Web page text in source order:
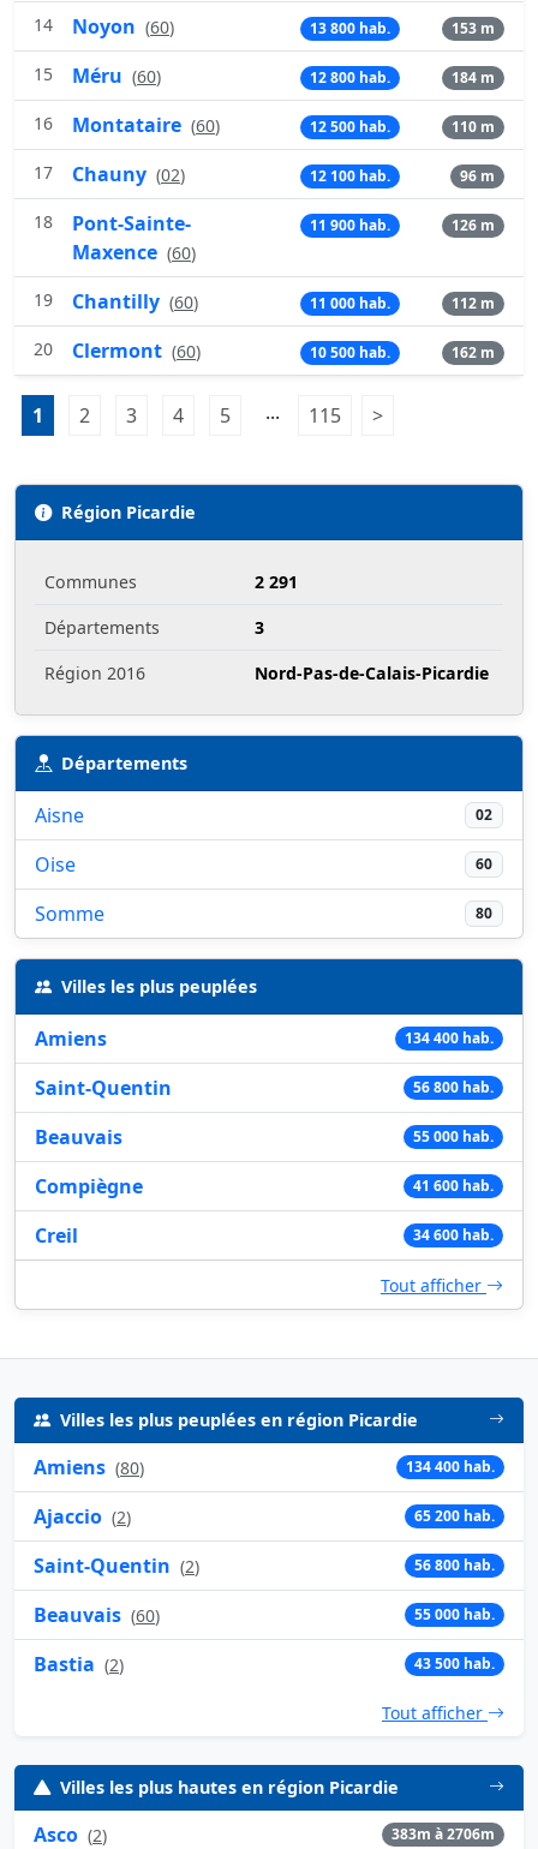
14 Noyon (60) 13 800 hab. 153 m
15 Méru (60) 12 800 hab. 184 m
16 Montataire (60) 12 500 hab. 110 m
17 Chauny (02) 12 100 hab. 96 m
18
Pont-Sainte-
Maxence (60)
11 900 hab. 126 m
19 Chantilly (60) 11 000 hab. 112 m
20 Clermont (60) 10 500 hab. 162 m
Pagination:
1 Page 1
2 Page 2
3 Page 3
4 Page 4
5 Page 5
... 115 Page 115
>
Région Picardie
Communes
2 291
Départements
3
Région 2016
Nord-Pas-de-Calais-Picardie
Départements
Aisne 02
Oise 60
Somme 80
Villes les plus peuplées
Amiens 134 400 hab.
Saint-Quentin 56 800 hab.
Beauvais 55 000 hab.
Compiègne 41 600 hab.
Creil 34 600 hab.
Tout afficher
Villes les plus peuplées en région Picardie
Amiens (80) 134 400 hab.
Ajaccio (2) 65 200 hab.
Saint-Quentin (2) 56 800 hab.
Beauvais (60) 55 000 hab.
Bastia (2) 43 500 hab.
Tout afficher
Villes les plus hautes en région Picardie
Asco (2) 383m à 2706m